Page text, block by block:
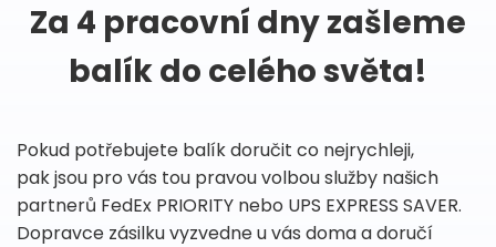
Za 4 pracovní dny zašleme
balík do celého světa!
Pokud potřebujete balík doručit co nejrychleji,
pak jsou pro vás tou pravou volbou služby našich
partnerů FedEx PRIORITY nebo UPS EXPRESS SAVER.
Dopravce zásilku vyzvedne u vás doma a doručí